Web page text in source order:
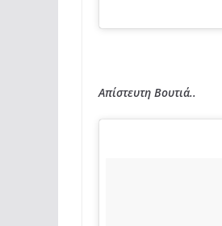
Απίστευτη Βουτιά..